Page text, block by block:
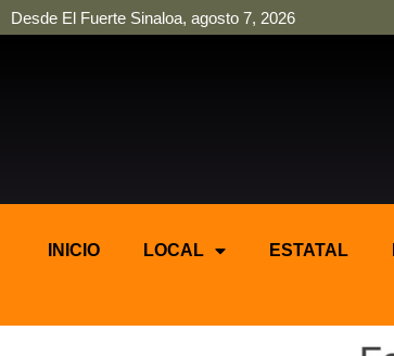
Desde El Fuerte Sinaloa, agosto 7, 2026
INICIO LOCAL ESTATAL